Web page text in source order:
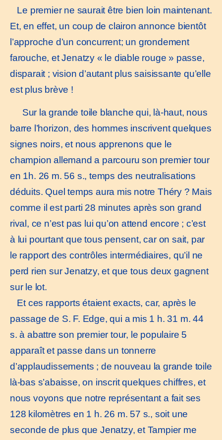
Le premier ne saurait être bien loin maintenant.
Et, en effet, un coup de clairon annonce bientôt
l’approche d’un concurrent; un grondement
farouche, et Jenatzy « le diable rouge » passe,
disparait ; vision d’autant plus saisissante qu’elle
est plus brève !
Sur la grande toile blanche qui, là-haut, nous
barre l’horizon, des hommes inscrivent quelques
signes noirs, et nous apprenons que le
champion allemand a parcouru son premier tour
en 1h. 26 m. 56 s., temps des neutralisations
déduits. Quel temps aura mis notre Théry ? Mais
comme il est parti 28 minutes après son grand
rival, ce n’est pas lui qu’on attend encore ; c’est
à lui pourtant que tous pensent, car on sait, par
le rapport des contrôles intermédiaires, qu’il ne
perd rien sur Jenatzy, et que tous deux gagnent
sur le lot.
Et ces rapports étaient exacts, car, après le
passage de S. F. Edge, qui a mis 1 h. 31 m. 44
s. à abattre son premier tour, le populaire 5
apparaît et passe dans un tonnerre
d’applaudissements ; de nouveau la grande toile
là-bas s’abaisse, on inscrit quelques chiffres, et
nous voyons que notre représentant a fait ses
128 kilomètres en 1 h. 26 m. 57 s., soit une
seconde de plus que Jenatzy, et Tampier me